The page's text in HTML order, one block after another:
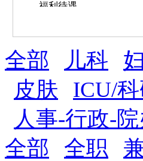
福利待遇
薪资与社保
五险 住房
全勤奖 加班
法定节假日三薪 工龄
晋升与政策
全部 儿科
皮肤
ICU/
人事-行政-
全部
全职